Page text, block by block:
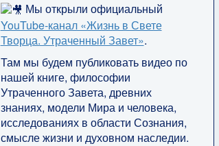
Мы открыли официальный
YouTube‑канал «Жизнь в Свете
Творца. Утраченный Завет».
Там мы будем публиковать видео по
нашей книге, философии
Утраченного Завета, древних
знаниях, модели Мира и человека,
исследованиях в области Сознания,
смысле жизни и духовном наследии.